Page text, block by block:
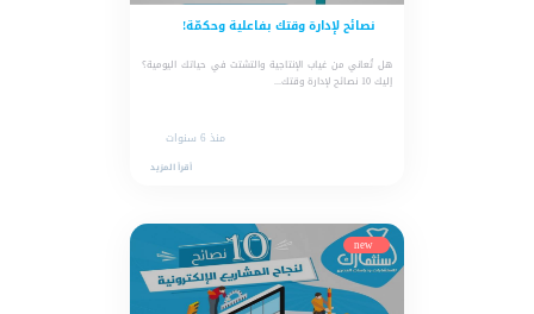
نصائح لإدارة وقتك بفاعلية وحكمّة!
هل تُعاني من غياب الإنتاجية والتشتت في حياتك اليومية؟
إليك 10 نصائح لإدارة وقتك...
منذ 6 سنوات
أقرأ المزيد
new